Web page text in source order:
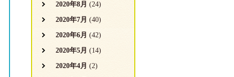
2020年8月 (24)
2020年7月 (40)
2020年6月 (42)
2020年5月 (14)
2020年4月 (2)